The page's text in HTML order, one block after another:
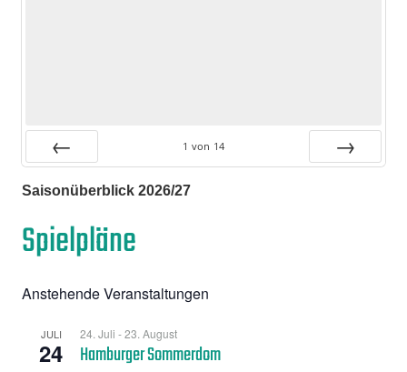
1 von 14
Saisonüberblick 2026/27
Spielpläne
Anstehende Veranstaltungen
JULI
24
24. Juli -23. August
Hamburger Sommerdom